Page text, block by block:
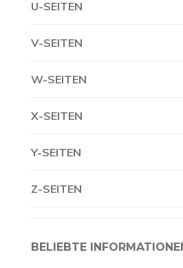
U-SEITEN
V-SEITEN
W-SEITEN
X-SEITEN
Y-SEITEN
Z-SEITEN
BELIEBTE